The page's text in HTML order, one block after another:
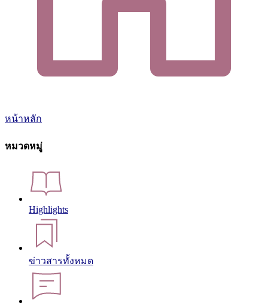
หน้าหลัก
หมวดหมู่
Highlights
ข่าวสารทั้งหมด